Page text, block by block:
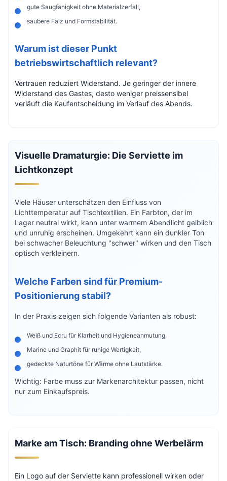
gute Saugfähigkeit ohne Materialzerfall,
saubere Falz und Formstabilität.
Warum ist dieser Punkt
betriebswirtschaftlich relevant?
Vertrauen reduziert Widerstand. Je geringer der innere
Widerstand des Gastes, desto weniger preissensibel
verläuft die Kaufentscheidung im Verlauf des Abends.
Visuelle Dramaturgie: Die Serviette im
Lichtkonzept
Viele Häuser unterschätzen den Einfluss von
Lichttemperatur auf Tischtextilien. Ein Farbton, der im
Lager neutral wirkt, kann unter warmem Abendlicht gelblich
und unruhig erscheinen. Umgekehrt kann ein dunkler Ton
bei schwacher Beleuchtung "schwer" wirken und den Tisch
optisch verkleinern.
Welche Farben sind für Premium-
Positionierung stabil?
In der Praxis zeigen sich folgende Varianten als robust:
Weiß und Ecru für Klarheit und Hygieneanmutung,
Marine und Graphit für ruhige Wertigkeit,
gedeckte Naturtöne für Wärme ohne Lautstärke.
Wichtig: Farbe muss zur Markenarchitektur passen, nicht
nur zum Einkaufspreis.
Marke am Tisch: Branding ohne Werbelärm
Ein Logo auf der Serviette kann professionell wirken oder